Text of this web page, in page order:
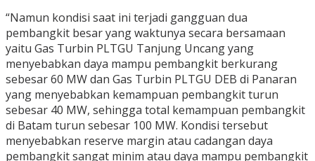
“Namun kondisi saat ini terjadi gangguan dua
pembangkit besar yang waktunya secara bersamaan
yaitu Gas Turbin PLTGU Tanjung Uncang yang
menyebabkan daya mampu pembangkit berkurang
sebesar 60 MW dan Gas Turbin PLTGU DEB di Panaran
yang menyebabkan kemampuan pembangkit turun
sebesar 40 MW, sehingga total kemampuan pembangkit
di Batam turun sebesar 100 MW. Kondisi tersebut
menyebabkan reserve margin atau cadangan daya
pembangkit sangat minim atau daya mampu pembangkit